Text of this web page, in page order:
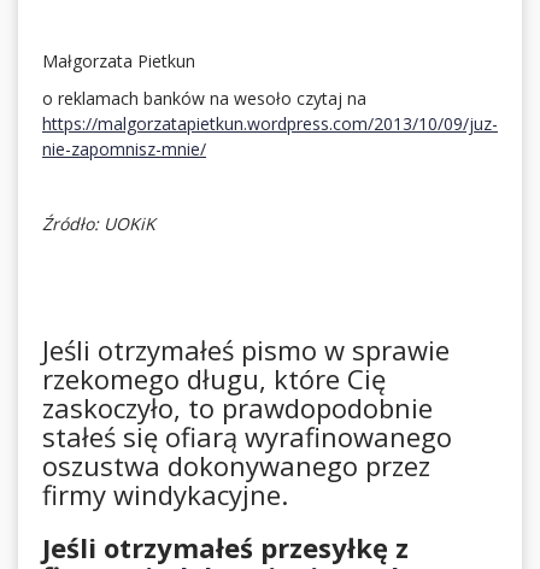
Małgorzata Pietkun
o reklamach banków na wesoło czytaj na
https://malgorzatapietkun.wordpress.com/2013/10/09/juz-
nie-zapomnisz-mnie/
Źródło: UOKiK
Jeśli otrzymałeś pismo w sprawie
rzekomego długu, które Cię
zaskoczyło, to prawdopodobnie
stałeś się ofiarą wyrafinowanego
oszustwa dokonywanego przez
firmy windykacyjne.
Jeśli otrzymałeś przesyłkę z